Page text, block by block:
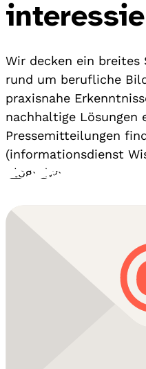
Wir decken ein breites
rund um berufliche
praxisnahe
nachhaltige Lösungen
Pressemitteilungen
(informationsdienst
Blog› idw›